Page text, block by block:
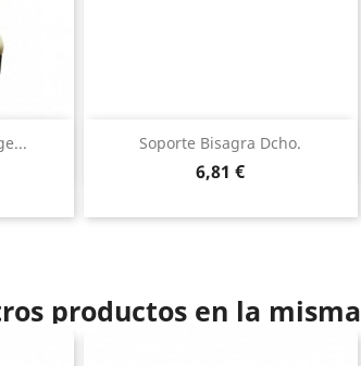
Soporte Bisagra Dcho.
Precio
6,81 €
Vista rápida
productos en la